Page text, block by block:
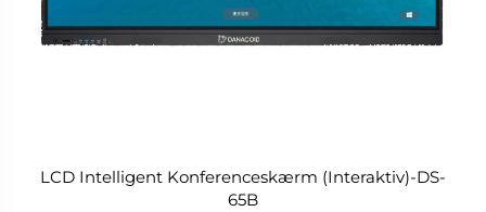
LCD Intelligent Konferenceskærm (Interaktiv)-DS-
65B